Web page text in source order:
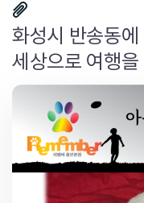
화성시 반송동
세상으로 여행